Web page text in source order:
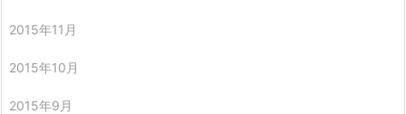
2015年11月
2015年10月
2015年9月